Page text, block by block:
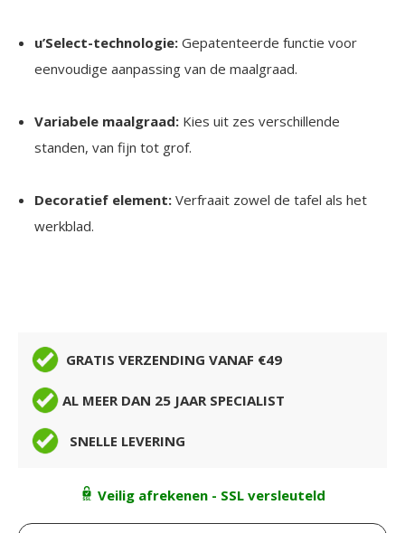
u’Select-technologie: Gepatenteerde functie voor
eenvoudige aanpassing van de maalgraad.
Variabele maalgraad: Kies uit zes verschillende
standen, van fijn tot grof.
Decoratief element: Verfraait zowel de tafel als het
werkblad.
GRATIS VERZENDING VANAF €49
AL MEER DAN 25 JAAR SPECIALIST
SNELLE LEVERING
Veilig afrekenen - SSL versleuteld